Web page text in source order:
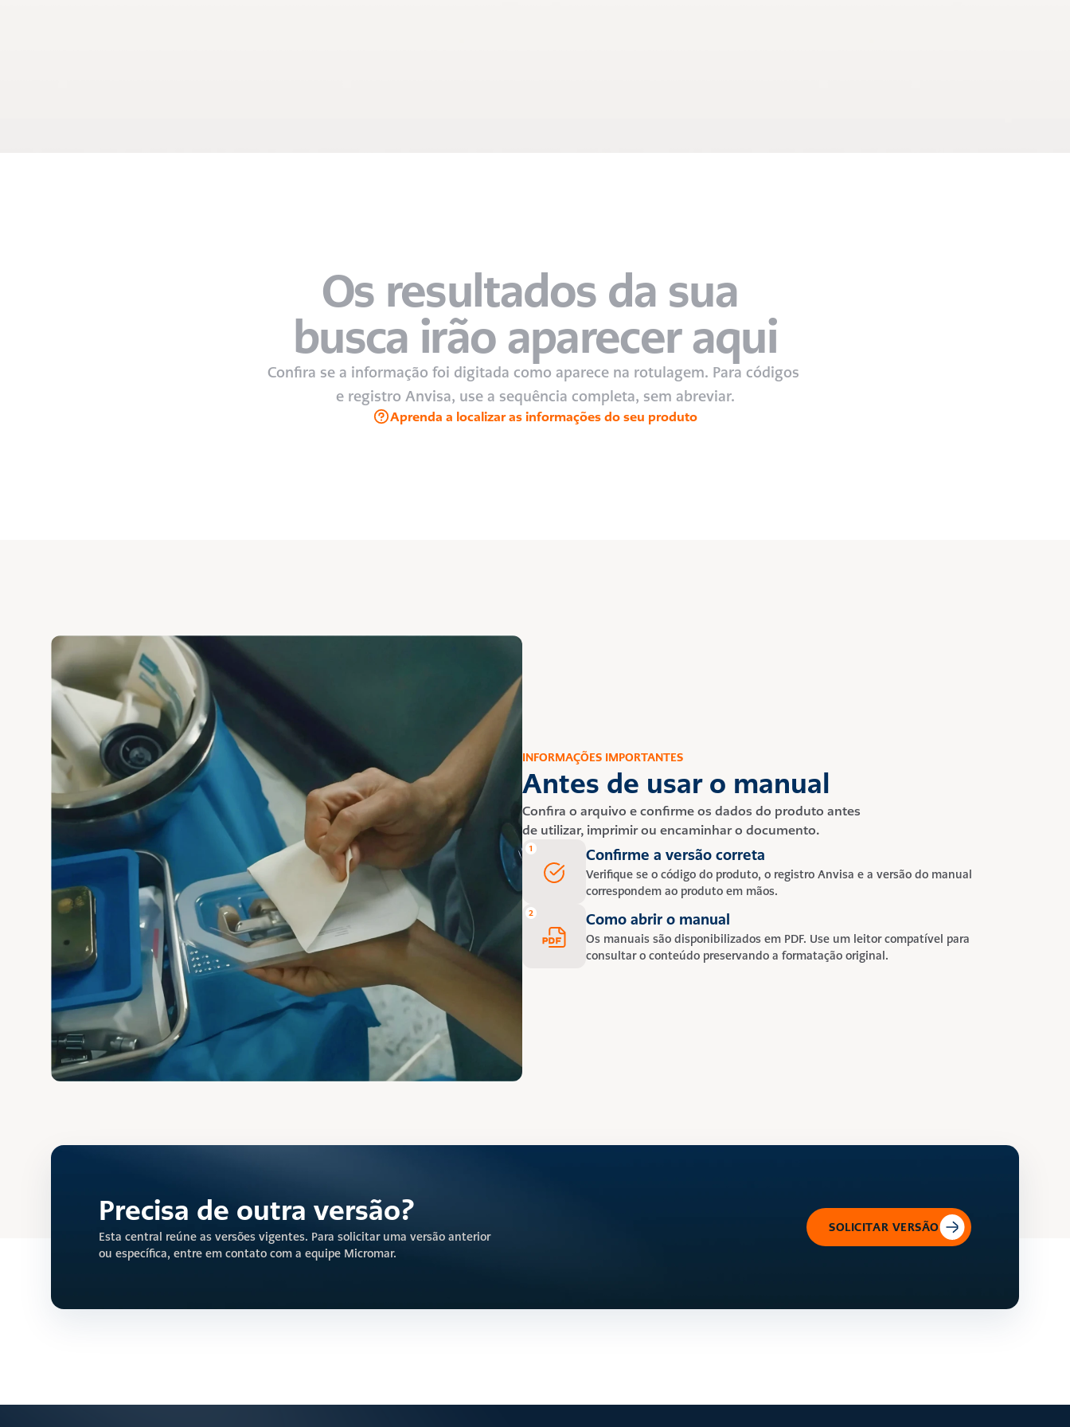
Os resultados da sua
busca irão aparecer aqui
Confira se a informação foi digitada como aparece na rotulagem. Para códigos
e registro Anvisa, use a sequência completa, sem abreviar.
Aprenda a localizar as informações do seu produto
INFORMAÇÕES IMPORTANTES
Antes de usar o manual
Confira o arquivo e confirme os dados do produto antes
de utilizar, imprimir ou encaminhar o documento.
1 Confirme a versão correta
Verifique se o código do produto, o registro Anvisa e a versão do manual
correspondem ao produto em mãos.
2 Como abrir o manual
Os manuais são disponibilizados em PDF. Use um leitor compatível para
consultar o conteúdo preservando a formatação original.
Precisa de outra versão?
Esta central reúne as versões vigentes. Para solicitar uma versão anterior
ou específica, entre em contato com a equipe Micromar.
SOLICITAR VERSÃO